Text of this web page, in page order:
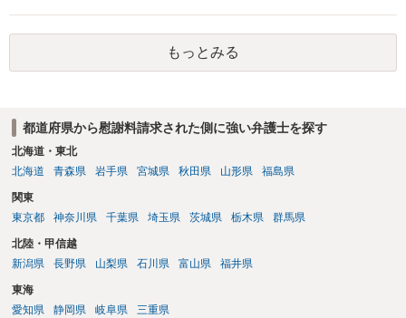
ため、弁護士としては推奨しないことが一般的かと思います。
もっとみる
都道府県から慰謝料請求された側に強い弁護士を探す
北海道・東北
北海道
青森県 岩手県 宮城県 秋田県 山形県 福島県
関東
東京都
神奈川県 千葉県 埼玉県 茨城県 栃木県 群馬県
北陸・甲信越
新潟県
長野県 山梨県 石川県 富山県 福井県
東海
愛知県
静岡県 岐阜県 三重県